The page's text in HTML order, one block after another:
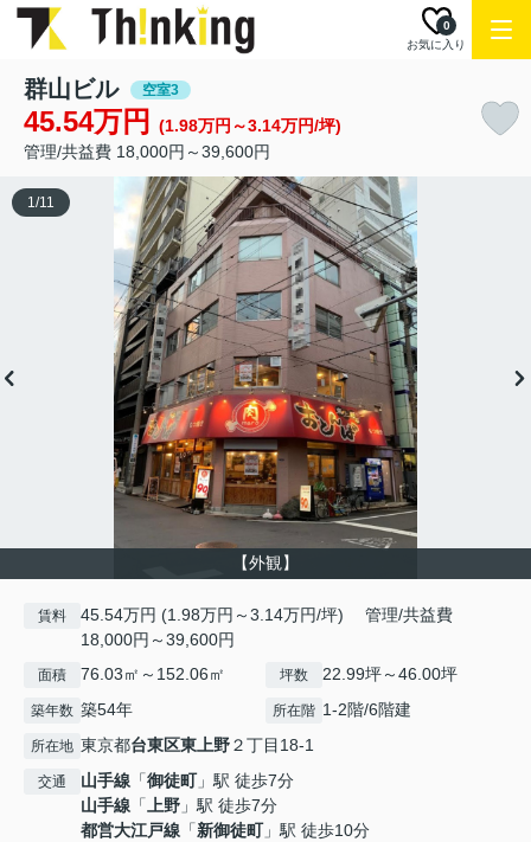
お気に入り
0
群山ビル 空室3
45.54万円
(1.98万円～3.14万円/坪)
管理/共益費 18,000円～39,600円
【外観】
1/11
賃料
45.54万円 (1.98万円～3.14万円/坪) 管理/共益費
18,000円～39,600円
面積 76.03㎡～152.06㎡ 坪数 22.99坪～46.00坪
築年数 築54年 所在階 1-2階/6階建
所在地 東京都台東区東上野２丁目18-1
交通 山手線 「御徒町」駅 徒歩7分
山手線 「上野 」駅 徒歩7分
都営大江戸線 「新御徒町」駅 徒歩10分